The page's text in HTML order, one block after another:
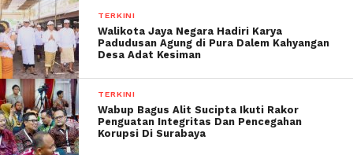
TERKINI
Walikota Jaya Negara Hadiri Karya
Padudusan Agung di Pura Dalem Kahyangan
Desa Adat Kesiman
TERKINI
Wabup Bagus Alit Sucipta Ikuti Rakor
Penguatan Integritas Dan Pencegahan
Korupsi Di Surabaya